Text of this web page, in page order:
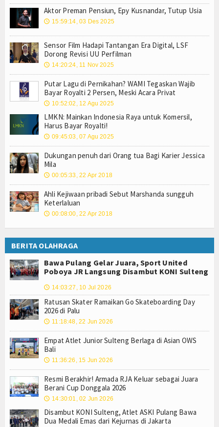
Aktor Preman Pensiun, Epy Kusnandar, Tutup Usia
🕔 15:59:14, 03 Des 2025
Sensor Film Hadapi Tantangan Era Digital, LSF
Dorong Revisi UU Perfilman
🕔 14:20:24, 11 Nov 2025
Putar Lagu di Pernikahan? WAMI Tegaskan Wajib
Bayar Royalti 2 Persen, Meski Acara Privat
🕔 10:52:02, 12 Agu 2025
LMKN: Mainkan Indonesia Raya untuk Komersil,
Harus Bayar Royalti!
🕔 09:45:03, 07 Agu 2025
Dukungan penuh dari Orang tua Bagi Karier Jessica
Mila
🕔 00:05:33, 22 Apr 2018
Ahli Kejiwaan pribadi Sebut Marshanda sungguh
Keterlaluan
🕔 00:08:00, 22 Apr 2018
BERITA OLAHRAGA
Bawa Pulang Gelar Juara, Sport United
Poboya JR Langsung Disambut KONI Sulteng
🕔 14:03:27, 10 Jul 2026
Ratusan Skater Ramaikan Go Skateboarding Day
2026 di Palu
🕔 11:18:48, 22 Jun 2026
Empat Atlet Junior Sulteng Berlaga di Asian OWS
Bali
🕔 11:36:26, 15 Jun 2026
Resmi Berakhir! Armada RJA Keluar sebagai Juara
Berani Cup Donggala 2026
🕔 14:30:01, 02 Jun 2026
Disambut KONI Sulteng, Atlet ASKI Pulang Bawa
Dua Medali Emas dari Kejurnas di Jakarta